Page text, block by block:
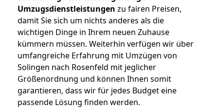
Umzugsdienstleistungen zu fairen Preisen,
damit Sie sich um nichts anderes als die
wichtigen Dinge in Ihrem neuen Zuhause
kümmern müssen. Weiterhin verfügen wir über
umfangreiche Erfahrung mit Umzügen von
Solingen nach Rosenfeld mit jeglicher
Größenordnung und können Ihnen somit
garantieren, dass wir für jedes Budget eine
passende Lösung finden werden.